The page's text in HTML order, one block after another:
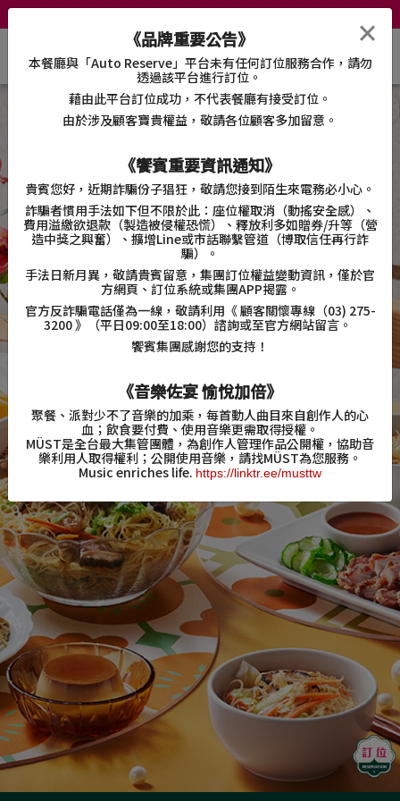
×
《品牌重要公告》
本餐廳與「Auto Reserve」平台未有任何訂位服務合作，請勿
透過該平台進行訂位。
藉由此平台訂位成功，不代表餐廳有接受訂位。
由於涉及顧客寶貴權益，敬請各位顧客多加留意。
《饗賓重要資訊通知》
貴賓您好，近期詐騙份子猖狂，敬請您接到陌生來電務必小心。
詐騙者慣用手法如下但不限於此：座位權取消（動搖安全感）、
費用溢繳欲退款（製造被侵權恐慌）、釋放利多如贈券/升等（營
造中獎之興奮）、擴增Line或市話聯繫管道（博取信任再行詐
騙）。
手法日新月異，敬請貴賓留意，集團訂位權益變動資訊，僅於官
方網頁、訂位系統或集團APP揭露。
官方反詐騙電話僅為一線， 敬請利用 《 顧客關懷專線（03) 275-
3200 》
（平日09:00至18:00）諮詢或至官方網站留言。
饗賓集團感謝您的支持！
《音樂佐宴 愉悅加倍》
聚餐、派對少不了音樂的加乘，每首動人曲目來自創作人的心
血； 飲食要付費、使用音樂更需取得授權。
MÜST是全台最大集管團體，為創作人管理作品公開權， 協助音
樂利用人取得權利；公開使用音樂，請找MÜST為您服務。
Music enriches life. https://linktr.ee/musttw